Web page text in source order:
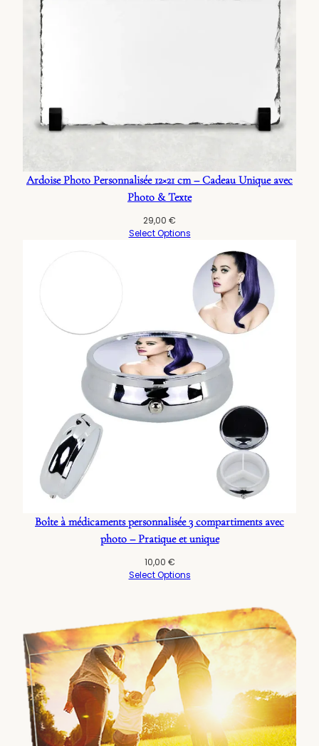
Ardoise Photo Personnalisée 12×21 cm – Cadeau Unique avec
Photo & Texte
29,00 €
Select Options
Boîte à médicaments personnalisée 3 compartiments avec
photo – Pratique et unique
10,00 €
Select Options